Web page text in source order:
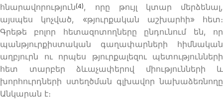
հնարավորություն(4), որը թույլ կտար մերձենալ,
այսպես կոչված, «թյուրքական աշխարհի» հետ։
Գրեթե բոլոր հետազոտողները ընդունում են, որ
պանթյուրքիստական ​​գաղափարների հիմնական
աղբյուրն ու որպես թյուրքալեզու պետությունների
հետ տարբեր ձևաչափերով միությունների և
խորհուրդների ստեղծման գլխավոր նախաձեռնողը
Անկարան է։